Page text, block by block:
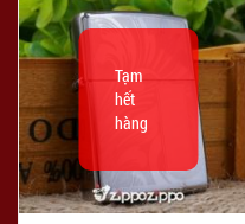
Tạm
hết
hàng